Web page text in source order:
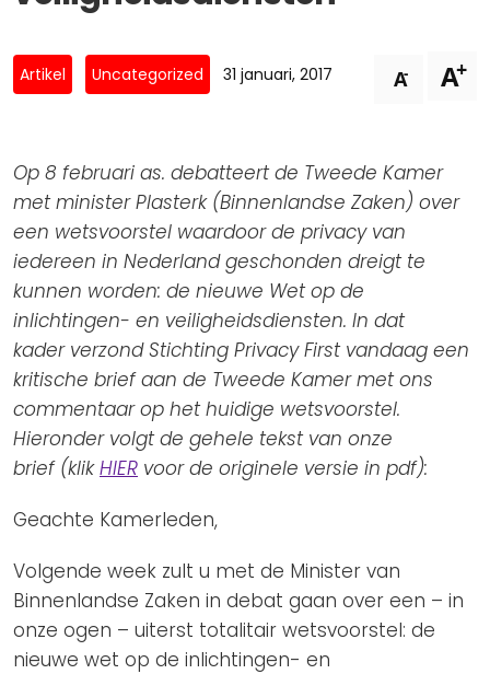
SpecifiekeToestemming.nl
Contact
ANBI Status
Playlist
Artikel Uncategorized 31 januari, 2017 A- A+
Op 8 februari as. debatteert de Tweede Kamer
met minister Plasterk (Binnenlandse Zaken) over
een wetsvoorstel waardoor de privacy van
iedereen in Nederland geschonden dreigt te
kunnen worden: de nieuwe Wet op de
inlichtingen- en veiligheidsdiensten. In dat
kader verzond Stichting Privacy First vandaag een
kritische brief aan de Tweede Kamer met ons
commentaar op het huidige wetsvoorstel.
Hieronder volgt de gehele tekst van onze
brief (klikHIER voor de originele versie in pdf):
Geachte Kamerleden,
Volgende week zult u met de Minister van
Binnenlandse Zaken in debat gaan over een – in
onze ogen – uiterst totalitair wetsvoorstel: de
nieuwe wet op de inlichtingen- en